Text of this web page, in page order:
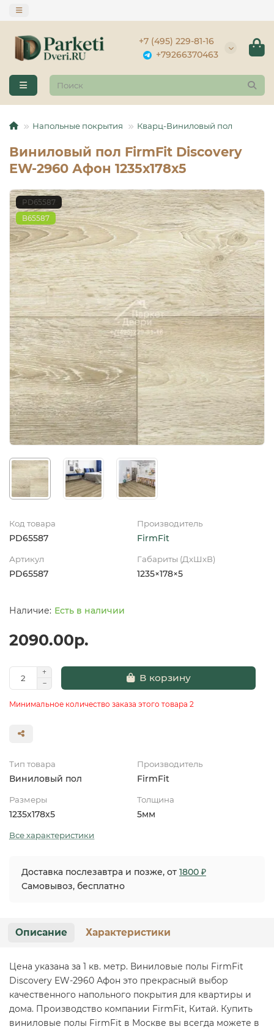
+7 (495) 229-81-16
+79266370463
Напольные покрытия Кварц-Виниловый пол
Виниловый пол FirmFit Discovery
EW-2960 Афон 1235х178х5
PD65587
B65587
Код товара
PD65587
Производитель
FirmFit
Артикул
PD65587
Габариты (ДхШхВ)
1235×178×5
Есть в наличии
2090.00р.
В корзину
Минимальное количество заказа этого товара 2
Тип товара
Виниловый пол
Производитель
FirmFit
Размеры
1235х178х5
Толщина
5мм
Все характеристики
Доставка послезавтра и позже, от 1800 ₽
Самовывоз, бесплатно
Описание Характеристики
Цена указана за 1 кв. метр. Виниловые полы FirmFit
Discovery EW-2960 Афон это прекрасный выбор
качественного напольного покрытия для квартиры и
дома. Производство компании FirmFit, Китай. Купить
виниловые полы FirmFit в Москве вы всегда можете в